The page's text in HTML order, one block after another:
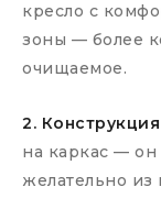
кресло с
зоны — более
очищаемое.
2.
на каркас —
желательно из